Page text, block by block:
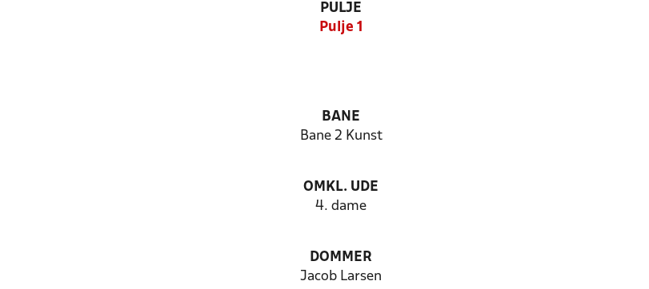
PULJE
Pulje 1
BANE
Bane 2 Kunst
OMKL. UDE
4. dame
DOMMER
Jacob Larsen